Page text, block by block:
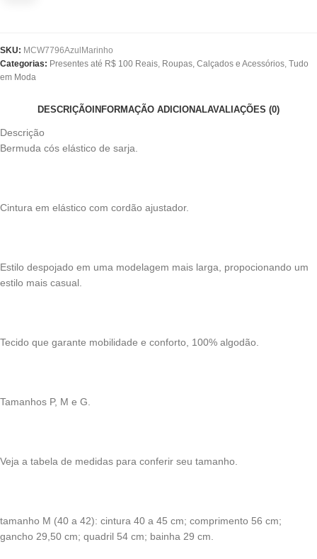
SKU: MCW7796AzulMarinho
Categorias: Presentes até R$ 100 Reais, Roupas, Calçados e Acessórios, Tudo
em Moda
DESCRIÇÃO INFORMAÇÃO ADICIONALAVALIAÇÕES (0)
Descrição
Bermuda cós elástico de sarja.
Cintura em elástico com cordão ajustador.
Estilo despojado em uma modelagem mais larga, propocionando um
estilo mais casual.
Tecido que garante mobilidade e conforto, 100% algodão.
Tamanhos P, M e G.
Veja a tabela de medidas para conferir seu tamanho.
tamanho M (40 a 42): cintura 40 a 45 cm; comprimento 56 cm;
gancho 29,50 cm; quadril 54 cm; bainha 29 cm.